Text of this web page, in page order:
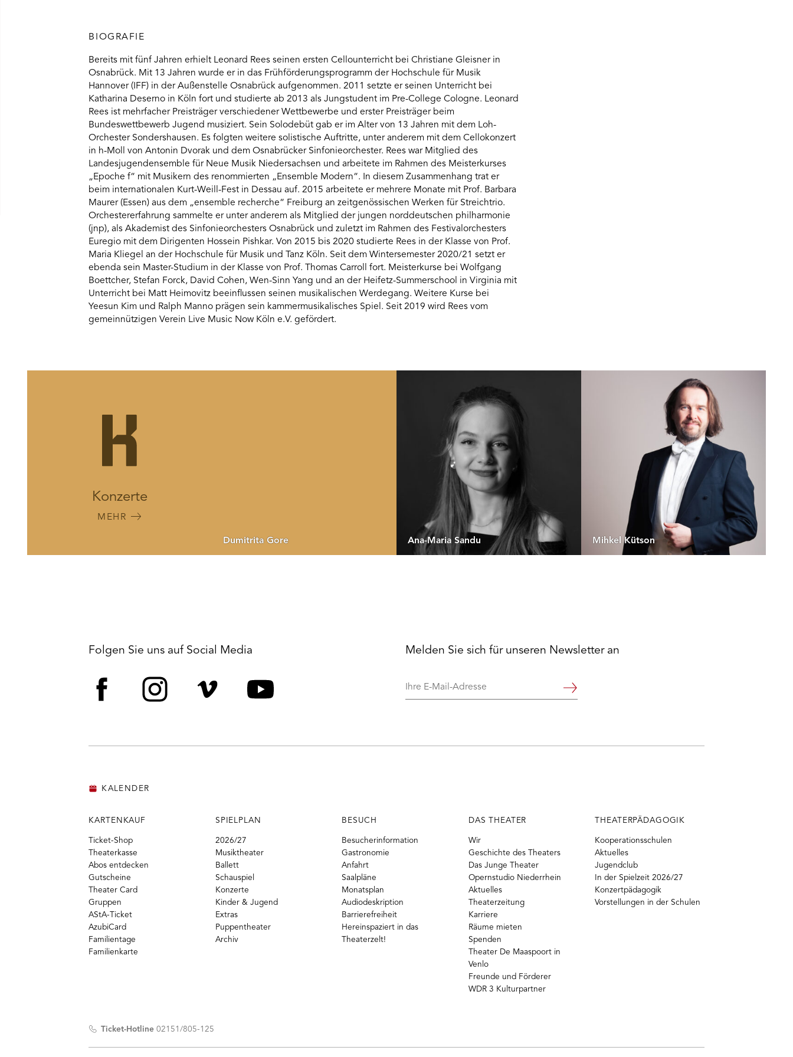
BIOGRAFIE
Bereits mit fünf Jahren erhielt Leonard Rees seinen ersten Cellounterricht bei Christiane Gleisner in
Osnabrück. Mit 13 Jahren wurde er in das Frühförderungsprogramm der Hochschule für Musik
Hannover (IFF) in der Außenstelle Osnabrück aufgenommen. 2011 setzte er seinen Unterricht bei
Katharina Deserno in Köln fort und studierte ab 2013 als Jungstudent im Pre-College Cologne. Leonard
Rees ist mehrfacher Preisträger verschiedener Wettbewerbe und erster Preisträger beim
Bundeswettbewerb Jugend musiziert. Sein Solodebüt gab er im Alter von 13 Jahren mit dem Loh-
Orchester Sondershausen. Es folgten weitere solistische Auftritte, unter anderem mit dem Cellokonzert
in h-Moll von Antonin Dvorak und dem Osnabrücker Sinfonieorchester. Rees war Mitglied des
Landesjugendensemble für Neue Musik Niedersachsen und arbeitete im Rahmen des Meisterkurses
„Epoche f“ mit Musikern des renommierten „Ensemble Modern“. In diesem Zusammenhang trat er
beim internationalen Kurt-Weill-Fest in Dessau auf. 2015 arbeitete er mehrere Monate mit Prof. Barbara
Maurer (Essen) aus dem „ensemble recherche“ Freiburg an zeitgenössischen Werken für Streichtrio.
Orchestererfahrung sammelte er unter anderem als Mitglied der jungen norddeutschen philharmonie
(jnp), als Akademist des Sinfonieorchesters Osnabrück und zuletzt im Rahmen des Festivalorchesters
Euregio mit dem Dirigenten Hossein Pishkar. Von 2015 bis 2020 studierte Rees in der Klasse von Prof.
Maria Kliegel an der Hochschule für Musik und Tanz Köln. Seit dem Wintersemester 2020/21 setzt er
ebenda sein Master-Studium in der Klasse von Prof. Thomas Carroll fort. Meisterkurse bei Wolfgang
Boettcher, Stefan Forck, David Cohen, Wen-Sinn Yang und an der Heifetz-Summerschool in Virginia mit
Unterricht bei Matt Heimovitz beeinflussen seinen musikalischen Werdegang. Weitere Kurse bei
Yeesun Kim und Ralph Manno prägen sein kammermusikalisches Spiel. Seit 2019 wird Rees vom
gemeinnützigen Verein Live Music Now Köln e.V. gefördert.
Konzerte
MEHR
Dumitrita Gore Ana-Maria Sandu Mihkel Kütson
Folgen Sie uns auf Social Media Melden Sie sich für unseren Newsletter an
Ihre
Weiter
KALENDER
KARTENKAUF
Ticket-Shop
Theaterkasse
Abos entdecken
Gutscheine
Theater Card
Gruppen
AStA-Ticket
AzubiCard
Familientage
Familienkarte
SPIELPLAN
2026/27
Musiktheater
Ballett
Schauspiel
Konzerte
Kinder & Jugend
Extras
Puppentheater
Archiv
BESUCH
Besucherinformation
Gastronomie
Anfahrt
Saalpläne
Monatsplan
Audiodeskription
Barrierefreiheit
Hereinspaziert in das
Theaterzelt!
DAS THEATER
Wir
Geschichte des Theaters
Das Junge Theater
Opernstudio Niederrhein
Aktuelles
Theaterzeitung
Karriere
Räume mieten
Spenden
Theater De Maaspoort in
Venlo
Freunde und Förderer
WDR 3 Kulturpartner
THEATERPÄDAGOGIK
Kooperationsschulen
Aktuelles
Jugendclub
In der Spielzeit 2026/27
Konzertpädagogik
Vorstellungen in der Schulen
Ticket-Hotline02151/805-125